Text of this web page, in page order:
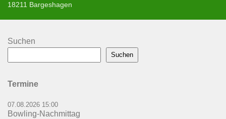
18211 Bargeshagen
Suchen
Suchen
Termine
07.08.2026 15:00
Bowling-Nachmittag